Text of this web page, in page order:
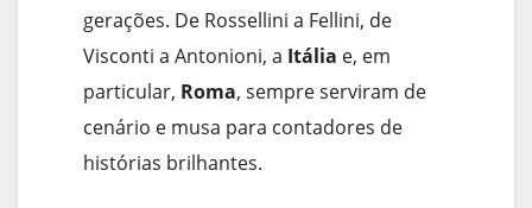
gerações. De Rossellini a Fellini, de
Visconti a Antonioni, a Itália e, em
particular, Roma, sempre serviram de
cenário e musa para contadores de
histórias brilhantes.